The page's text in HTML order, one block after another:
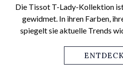
Die Tissot T-Lady-Kollektion
gewidmet. In ihren Farben,
spiegelt sie aktuelle Trends